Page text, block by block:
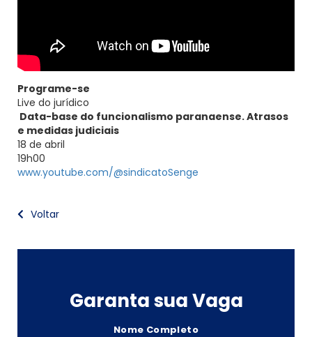
Programe-se
Live do jurídico
Data-base do funcionalismo paranaense. Atrasos
e medidas judiciais
18 de abril
19h00
www.youtube.com/@sindicatoSenge
Voltar
Garanta sua Vaga
Nome Completo